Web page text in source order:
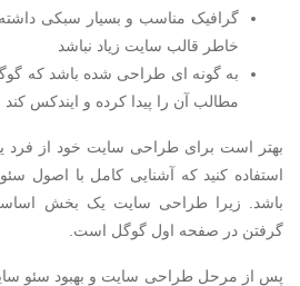
گرافیک مناسب و بسیار سبکی
خاطر قالب سایت زیاد نباشد
به گونه ای طراحی شده باشد که
مطالب آن را پیدا کرده و ایندکس کند
بهتر است برای طراحی سایت خود از فرد
استفاده کنید که آشنایی کامل با اصول
باشد. زیرا طراحی سایت یک بخش
گرفتن در صفحه اول گوگل است.
پس از مرحل طراحی سایت و بهبود سئو